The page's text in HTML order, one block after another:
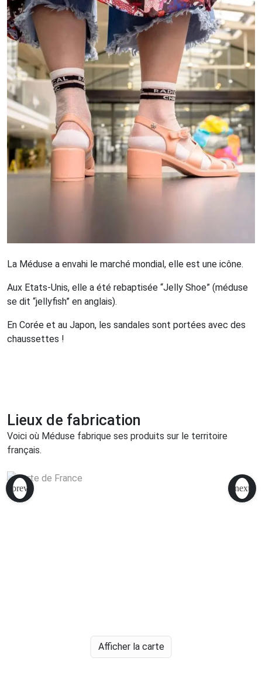
La Méduse a envahi le marché mondial, elle est une icône.
Aux Etats-Unis, elle a été rebaptisée “Jelly Shoe” (méduse
se dit “jellyfish” en anglais).
En Corée et au Japon, les sandales sont portées avec des
chaussettes !
Lieux de fabrication
Voici où Méduse fabrique ses produits sur le territoire
français.
Afficher la carte